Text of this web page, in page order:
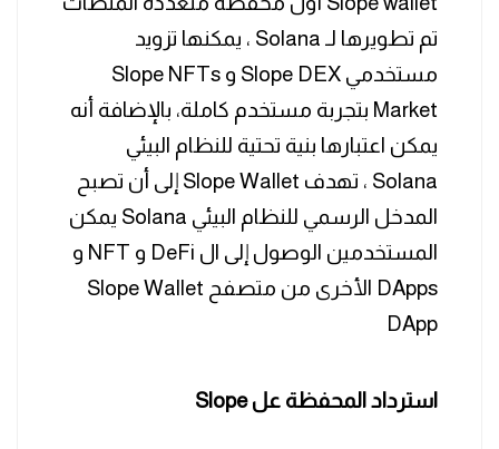
تم تطويرها لـ Solana ، يمكنها تزويد
مستخدمي Slope DEX و Slope NFTs
Market بتجربة مستخدم كاملة، بالإضافة أنه
يمكن اعتبارها بنية تحتية للنظام البيئي
Solana ، تهدف Slope Wallet إلى أن تصبح
المدخل الرسمي للنظام البيئي Solana يمكن
المستخدمين الوصول إلى ال DeFi و NFT و
DApps الأخرى من متصفح Slope Wallet
DApp
استرداد المحفظة عل Slope